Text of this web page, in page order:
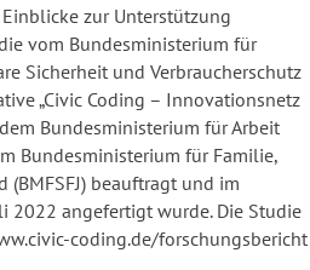
zur Unterstützung
vom Bundesministerium für
Sicherheit und Verbraucherschutz
„Civic Coding – Innovationsnetz
Bundesministerium für Arbeit
Bundesministerium für Familie,
(BMFSFJ) beauftragt und im
2022 angefertigt wurde. Die Studie
coding.de/forschungsbericht